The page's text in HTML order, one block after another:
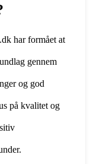
har formået at
gennem
og god
på kvalitet og